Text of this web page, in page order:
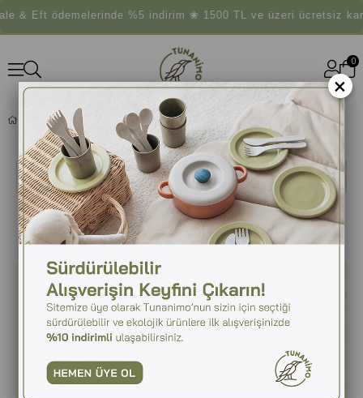
Eft ödemelerinde %5 indirim ❀ 1500 TL ve üzeri ücretsiz
0
CINSIYETSIZ OYUNCAKLARI NEDEN TERCIH ETMELIYIZ?
Ara
Cinsiyetsiz Oyuncakları Neden Tercih
Etmeliyiz?
×